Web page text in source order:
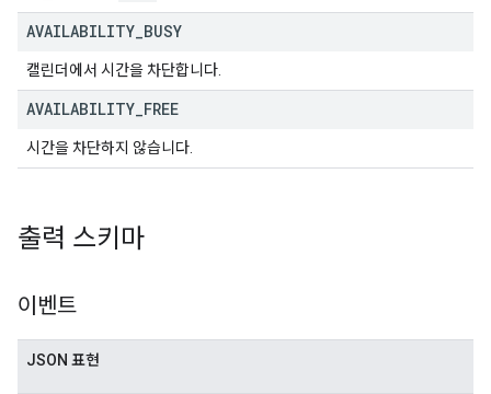
AVAILABILITY BUSY
캘린더에서 시간을 차단합니다.
AVAILABILITY FREE
시간을 차단하지 않습니다.
출력 스키마
이벤트
JSON 표현